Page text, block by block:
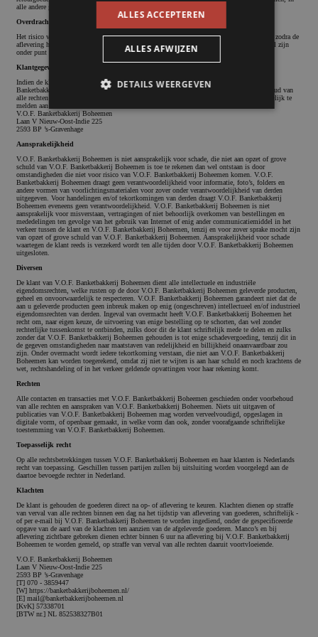
alle andere gevallen voor rekening van de klant.
Overdracht van risico en eigendom
Het risico van het geleverde gaat van V.O.F. Banketbakkerij Boheemen over naar de klant, zodra de
aflevering heeft plaatsgevonden. De eigendom gaat evenwel pas over, indien de klant aan al zijn
onder punt betaling, 1e alinea bedoelde verplichtingen heeft voldaan.
Klantgegevens
Indien de klant aan V.O.F. Banketbakkerij Boheemen opgave doet van een adres is V.O.F.
Banketbakkerij Boheemen gerechtigd alle bestellingen aan dat adres te verzenden met behoud van
alle rechten zoals bedoeld in punt betaling. Klanten zijn verplicht adreswijzigingen schriftelijk te
melden aan
V.O.F. Banketbakkerij Boheemen
Laan V Nieuw-Oost-Indie 225
2593 BP ’s-Gravenhage
Aansprakelijkheid
V.O.F. Banketbakkerij Boheemen is niet aansprakelijk voor schade, die niet aan opzet of grove
schuld van V.O.F. Banketbakkerij Boheemen is toe te rekenen dan wel ontstaan is door
omstandigheden die niet voor risico van V.O.F. Banketbakkerij Boheemen komen. V.O.F.
Banketbakkerij Boheemen draagt geen verantwoordelijkheid voor informatie, foto’s, folders en
andere vormen van voorlichtingsmaterialen voor zover onder verantwoordelijkheid van derden
uitgegeven. Voor handelingen en/of tekortkomingen van derden draagt V.O.F. Banketbakkerij
Boheemen eveneens geen verantwoordelijkheid. V.O.F. Banketbakkerij Boheemen is niet
aansprakelijk voor misverstaan, vertragingen of niet behoorlijk overkomen van bestellingen en
mededelingen ten gevolge van het gebruik van Internet of enig ander communicatiemiddel in het
verkeer tussen de klant en V.O.F. Banketbakkerij Boheemen, tenzij en voor zover sprake mocht zijn
van opzet of grove schuld van V.O.F. Banketbakkerij Boheemen. Aansprakelijkheid voor schade
waartegen de klant reeds is verzekerd wordt ten alle tijden door V.O.F. Banketbakkerij Boheemen
uitgesloten.
Diversen
De klant van V.O.F. Banketbakkerij Boheemen dient alle intellectuele en industriële
eigendomsrechten, welke rusten op de door V.O.F. Banketbakkerij Boheemen geleverde producten,
geheel en onvoorwaardelijk te respecteren. V.O.F. Banketbakkerij Boheemen garandeert niet dat de
aan u geleverde producten geen inbreuk maken op enig (ongeschreven) intellectueel en/of industrieel
eigendomsrechten van derden. Ingeval van overmacht heeft V.O.F. Banketbakkerij Boheemen het
recht om, naar eigen keuze, de uitvoering van enige bestelling op te schorten, dan wel zonder
rechterlijke tussenkomst te ontbinden, zulks door dit de klant schriftelijk mede te delen en zulks
zonder dat V.O.F. Banketbakkerij Boheemen gehouden is tot enige schadevergoeding, tenzij dit in
de gegeven omstandigheden naar maatstaven van redelijkheid en billijkheid onaanvaardbaar zou
zijn. Onder overmacht wordt iedere tekortkoming verstaan, die niet aan V.O.F. Banketbakkerij
Boheemen kan worden toegerekend, omdat zij niet te wijten is aan haar schuld en noch krachtens de
wet, rechtshandeling of in het verkeer geldende opvattingen voor haar rekening komt.
Rechten
Alle contacten en transacties met V.O.F. Banketbakkerij Boheemen geschieden onder voorbehoud
van alle rechten en aanspraken van V.O.F. Banketbakkerij Boheemen. Niets uit uitgaven of
publicaties van V.O.F. Banketbakkerij Boheemen mag worden verveelvoudigd, opgeslagen in
digitale vorm, of openbaar gemaakt, in welke vorm dan ook, zonder voorafgaande schriftelijke
toestemming van V.O.F. Banketbakkerij Boheemen.
Toepasselijk recht
Op alle rechtsbetrekkingen tussen V.O.F. Banketbakkerij Boheemen en haar klanten is Nederlands
recht van toepassing. Geschillen tussen partijen zullen bij uitsluiting worden voorgelegd aan de
daartoe bevoegde rechter in Nederland.
Klachten
De klant is gehouden de goederen direct na op- of aflevering te keuren. Klachten dienen op straffe
van verval van alle rechten binnen een dag na het tijdstip van aflevering van goederen, schriftelijk -
of per e-mail bij V.O.F. Banketbakkerij Boheemen te worden ingediend, onder de gespecificeerde
opgave van de aard van de klachten ten aanzien van de afgeleverde goederen. Manco’s en bij
aflevering zichtbare gebreken dienen echter binnen 6 uur na aflevering bij V.O.F. Banketbakkerij
Boheemen te worden gemeld, op straffe van verval van alle rechten daaruit voortvloeiende.
V.O.F. Banketbakkerij Boheemen
Laan V Nieuw-Oost-Indie 225
2593 BP ’s-Gravenhage
[T] 070 - 3859447
[W] https://banketbakkerijboheemen.nl/
[E] mail@banketbakkerijboheemen.nl
[KvK] 57338701
[BTW nr.] NL 852538327B01
ALLES ACCEPTEREN
ALLES AFWIJZEN
DETAILS WEERGEVEN
Functioneel
Strikt noodzakelijke cookies maken de
kernfunctionaliteiten van de website mogelijk,
zoals gebruikersaanmelding en accountbeheer.
De website kan niet goed worden gebruikt
zonder de strikt noodzakelijke cookies.
Naam
Aanbieder / Domein
banketbakkerijboheemen.nl
CookieScriptConsent
CookieScript
banketbakkerijboheemen.nl